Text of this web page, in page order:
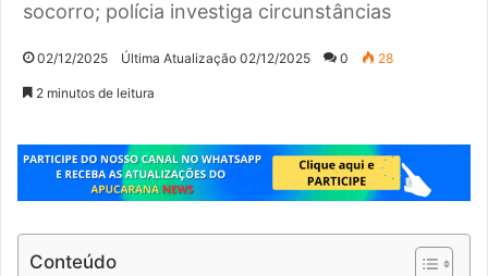
socorro; polícia investiga circunstâncias
02/12/2025 Última Atualização 02/12/2025 0 28
2 minutos de leitura
Conteúdo